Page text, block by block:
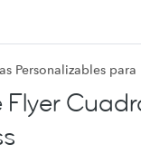
Personalizables para
Flyer